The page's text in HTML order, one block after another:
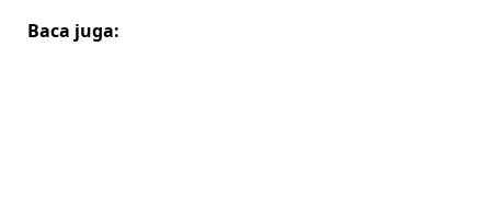
Baca juga: